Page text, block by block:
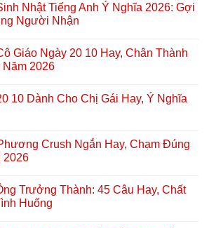
Nhật Tiếng Anh Ý Nghĩa 2026: Gợi
Người Nhận
Giáo Ngày 20 10 Hay, Chân Thành
2026
10 Dành Cho Chị Gái Hay, Ý Nghĩa
Crush Ngắn Hay, Chạm Đúng
2026
Trưởng Thành: 45 Câu Hay, Chất
Huống